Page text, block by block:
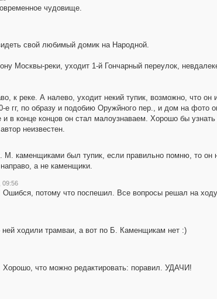
чудовище.
свой любимый домик на Народной.
Москвы-реки, уходит 1-й Гончарный переулок,
к реке. А налево, уходит некий тупик, возможно, что
е гг, по образу и подобию Оружйного пер., и дом на
в конце концов он стал малоузнаваем. Хорошо бы
неизвестен.
каменщиками был тупик, если правильно помню, то он
а не каменщики.
09:56
потому что поспешил. Все вопросы решал на
ходили трамваи, а вот по Б. Каменщикам нет :)
что можно редактировать: поравил. УДАЧИ!